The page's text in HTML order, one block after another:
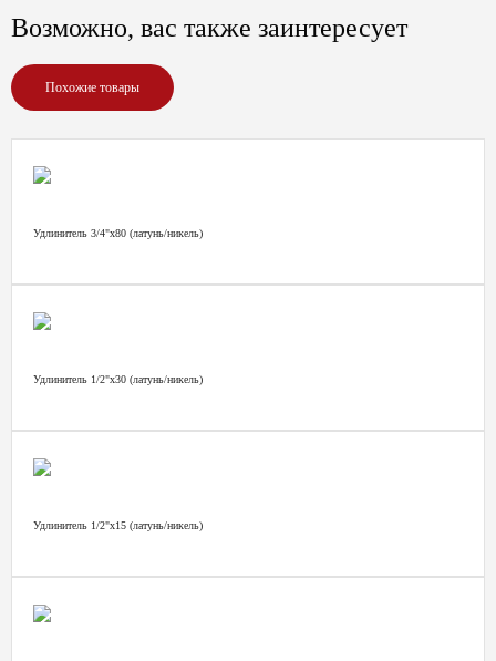
Возможно, вас также заинтересует
Похожие товары
Удлинитель 3/4"х80 (латунь/никель)
Удлинитель 1/2"х30 (латунь/никель)
Удлинитель 1/2"х15 (латунь/никель)